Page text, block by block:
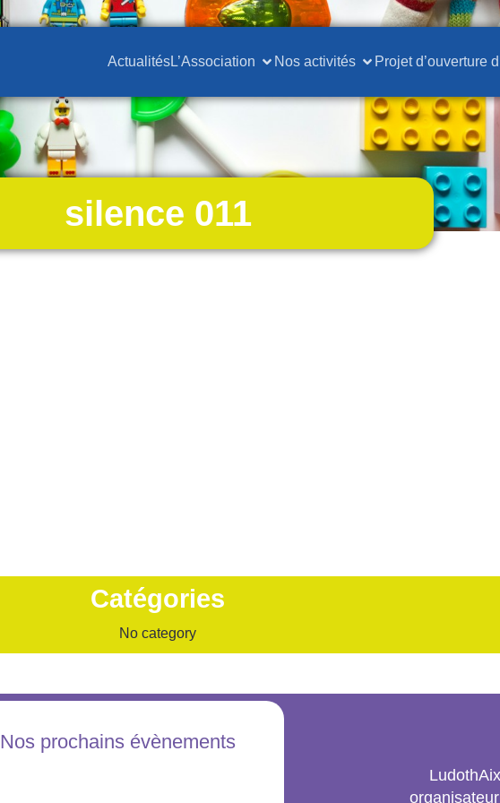
ActualitésL’Association Nos activités Projet d’ouverture
silence 011
Catégories
No category
Nos prochains évènements
LudothAix